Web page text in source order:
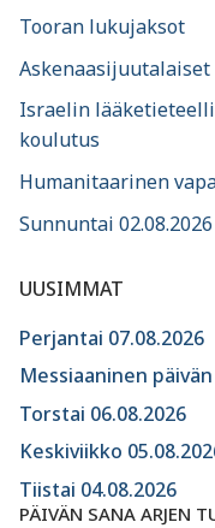
Tooran lukujaksot
Israelin
koulutus
Humanitaarinen
Sunnuntai 02.08.2026
UUSIMMAT
Perjantai 07.08.2026
Messiaaninen
Torstai 06.08.2026
Keskiviikko
Tiistai 04.08.2026
PÄIVÄN SANA ARJEN